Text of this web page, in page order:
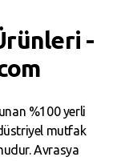
-
%100 yerli
mutfak
Avrasya